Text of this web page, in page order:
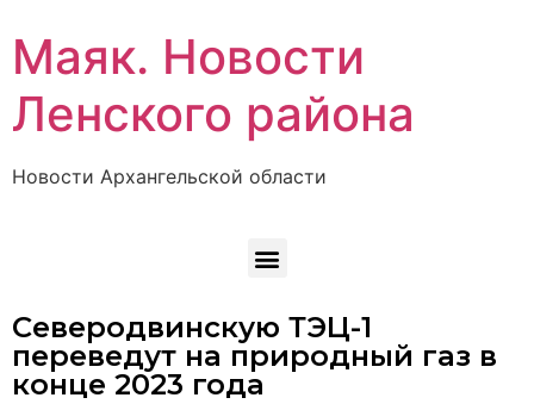
Маяк. Новости
Ленского района
Новости Архангельской области
Северодвинскую ТЭЦ-1
переведут на природный газ в
конце 2023 года